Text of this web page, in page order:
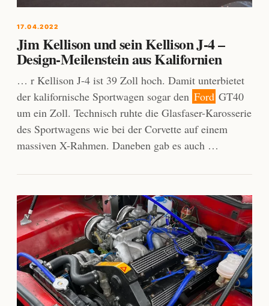
17.04.2022
Jim Kellison und sein Kellison J-4 –
Design-Meilenstein aus Kalifornien
… r Kellison J-4 ist 39 Zoll hoch. Damit unterbietet
der kalifornische Sportwagen sogar den Ford GT40
um ein Zoll. Technisch ruhte die Glasfaser-Karosserie
des Sportwagens wie bei der Corvette auf einem
massiven X-Rahmen. Daneben gab es auch …